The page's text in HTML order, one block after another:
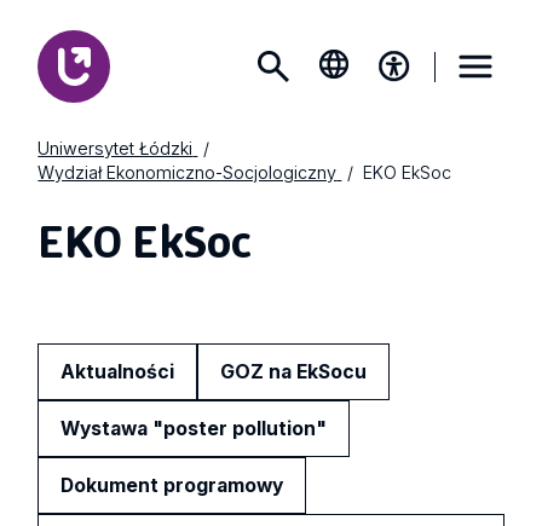
Uniwersytet Łódzki
Wydział Ekonomiczno-Socjologiczny
EKO EkSoc
EKO EkSoc
Aktualności GOZ na EkSocu
Wystawa "poster pollution"
Dokument programowy